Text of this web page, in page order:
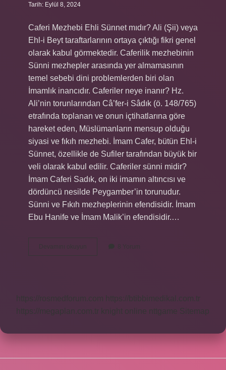
Tarih: Eylül 8, 2024
Caferi Mezhebi Ehli Sünnet mıdır? Ali (Şii) veya
Ehl-i Beyt taraftarlarının ortaya çıktığı fikri genel
olarak kabul görmektedir. Caferilik mezhebinin
Sünni mezhepler arasında yer almamasının
temel sebebi dini problemlerden biri olan
İmamlık inancıdır. Caferiler neye inanır? Hz.
Ali’nin torunlarından Câ’fer-i Sâdık (ö. 148/765)
etrafında toplanan ve onun içtihatlarına göre
hareket eden, Müslümanların mensup olduğu
siyasi ve fıkıh mezhebi. İmam Cafer, bütün Ehl-i
Sünnet, özellikle de Sufiler tarafından büyük bir
veli olarak kabul edilir. Caferiler sünni midir?
İmam Caferi Sadık, on iki imamın altıncısı ve
dördüncü nesilde Peygamber’in torunudur.
Sünni ve Fıkıh mezheplerinin efendisidir. İmam
Ebu Hanife ve İmam Malik’in efendisidir.…
Devamını okuyun
Mezhebi
8 Yorum
https://rosmedforum.com
https://btibbimedikal.com.tr
https://megaplan.com.tr knight online nttgame Sitemap